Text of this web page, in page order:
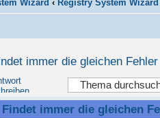
Wizard ‹ Registry System Wizard
immer die gleichen Fehler
Findet immer die gleichen